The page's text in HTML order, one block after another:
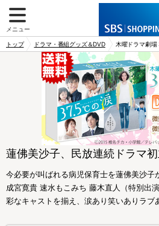
メニュー
トップ ドラマ・番組グッズ＆DVD 木曜ドラマ劇
蓮佛美沙子、民放連続ドラマ初
今必要が叫ばれる病児保育士を蓮佛美沙子
成宮寛貴 速水もこみち 藤木直人（特別出
彩なキャストを揃え、涙あり笑いありラブ